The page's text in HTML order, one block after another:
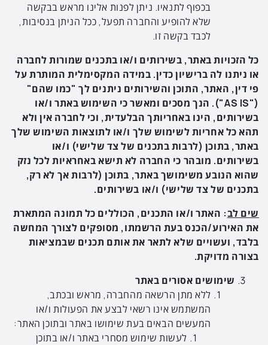
בכפוף לתנאיו. ניתן לפנות אלינו מראש בבקשה
שלא להופיע והחברה תפעל, ככל הניתן בנסיבות,
לכבד בקשה זו.
כל הזכויות באתר, בשירותים ו/או בתכנים שמורות לחברה
או ניתנו לה ברישיון כדין. במידה המקסימלית המותרת על
פי דין, האתר, התוכן והשירותים ניתנים לך "כמו שהם"
("
AS IS"). הנך מסכים ומאשר כי השימוש באתר ו/או
בשירותים, הינו באחריותך הבלעדית, וכי לחברה אין ולא
תהא כל אחריות לשימוש שלך ו/או לתוצאות השימוש שלך
באתר, בתוכן (לרבות בתכנים של צד שלישי) ו/או
בשירותים. מובהר כי החברה לא תישא באחראיות לכל נזק
שהוא הנובע משימושך באתר, בתוכן (לרבות אך לא רק,
בתכנים של צד שלישי) ו/או בשירותים.
שים לב: האתר ו/או התכנים, הכוללים כל תמונה המתארת
את האירוע/הכנס בעת הרשמתו, מסופקים לצורך המחשה
בלבד, ועשויים שלא לתאר אתאותם תכנים שבמציאות
בצורה מדויקת.
שימושים אסורים באתר
ללא מתן הרשאה מהחברה, מראש ובכתב,
המשתמש אינו רשאי לבצע את הפעולות ו/או
המעשים הבאים בעת שימושו באתר ובתוכן האתר:
לעשות שימוש מסחרי באתר ו/או בתוכן